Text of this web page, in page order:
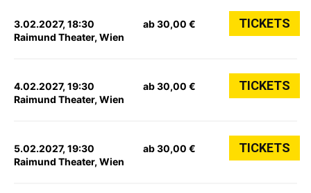
3.02.2027, 18:30
Raimund Theater, Wien
ab 30,00 € TICKETS
4.02.2027, 19:30
Raimund Theater, Wien
ab 30,00 € TICKETS
5.02.2027, 19:30
Raimund Theater, Wien
ab 30,00 € TICKETS